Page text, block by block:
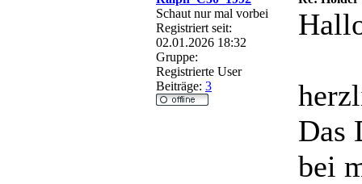
Schaut nur mal vorbei
Registriert seit:
02.01.2026 18:32
Gruppe:
Registrierte User
Beiträge: 3
Das
bei